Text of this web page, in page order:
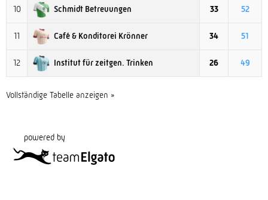
10 Schmidt Betreuungen 33 52
11 Café & Konditorei Krönner 34 51
12 Institut für zeitgen. Trinken 26 49
Vollständige Tabelle anzeigen »
powered by